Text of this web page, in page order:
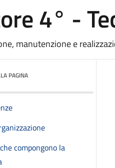
4° -
manutenzione e
PAGINA
compongono la